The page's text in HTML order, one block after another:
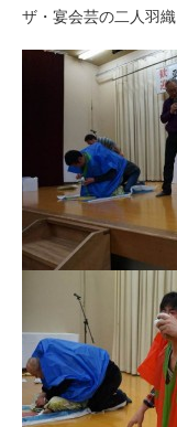
ザ・宴会芸の二人羽織